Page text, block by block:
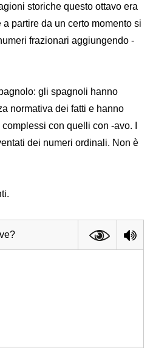
storiche questo ottavo era
partire da un certo momento si
frazionari aggiungendo -
gli spagnoli hanno
normativa dei fatti e hanno
con quelli con -avo. I
dei numeri ordinali. Non è